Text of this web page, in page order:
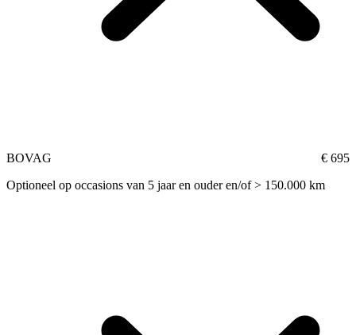
BOVAG
€ 695
Optioneel op occasions van 5 jaar en ouder en/of > 150.000 km